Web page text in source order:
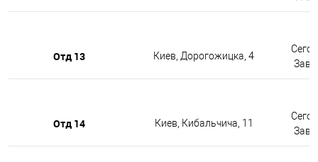
Отд 13 Киев, Дорогожицка, 4
Отд 14 Киев, Кибальчича, 11